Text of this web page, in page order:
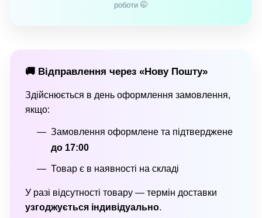
роботи 🤭
🚚 Відправлення через «Нову Пошту»
Здійснюється в день оформлення замовлення,
якщо:
Замовлення оформлене та підтверджене
до 17:00
Товар є в наявності на складі
У разі відсутності товару — термін доставки
узгоджується індивідуально.